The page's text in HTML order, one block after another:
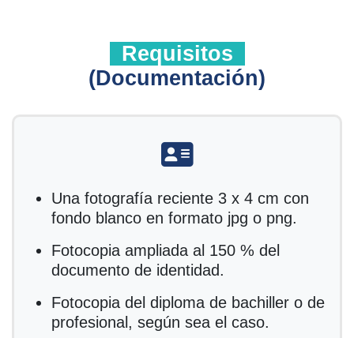
Requisitos
(Documentación)
fas fa-address-card
Una fotografía reciente 3 x 4 cm con
fondo blanco en formato jpg o png.
Fotocopia ampliada al 150 % del
documento de identidad.
Fotocopia del diploma de bachiller o de
profesional, según sea el caso.